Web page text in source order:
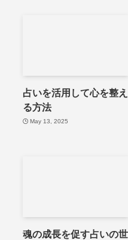
占いを活用して心を整え
る方法
May 13, 2025
魂の成長を促す占いの世